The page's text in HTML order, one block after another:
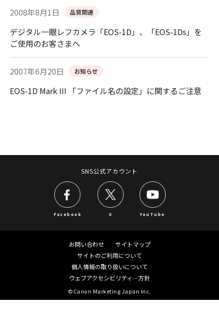
2008年8月1日 品質関連
デジタル一眼レフカメラ「EOS-1D」、「EOS-1Ds」を
ご使用のお客さまへ
2007年6月20日 お知らせ
EOS-1D Mark III 「ファイル名の設定」に関するご注意
SNS公式アカウント
Facebook X YouTube
お問い合わせ
サイトマップ
サイトのご利用について
個人情報の取り扱いについて
ウェブアクセシビリティ―方針
©Canon Marketing Japan Inc.